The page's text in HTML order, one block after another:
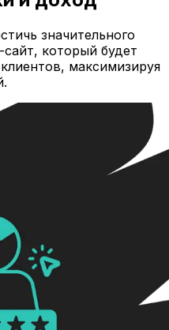
значительного
который будет
максимизируя